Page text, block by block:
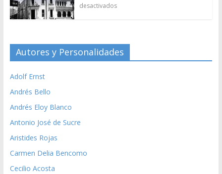
desactivados
Autores y Personalidades
Adolf Ernst
Andrés Bello
Andrés Eloy Blanco
Antonio José de Sucre
Aristides Rojas
Carmen Delia Bencomo
Cecilio Acosta